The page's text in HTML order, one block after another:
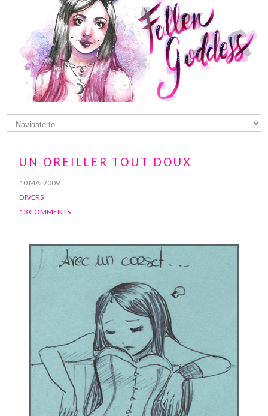
UN OREILLER TOUT DOUX
10 MAI 2009
DIVERS
13 COMMENTS